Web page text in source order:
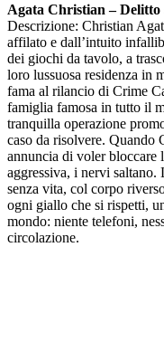
Agata Christian – Delitto
Descrizione: Christian
affilato e dall’intuito
dei giochi da tavolo, a
loro lussuosa residenza in
fama al rilancio di Crime
famiglia famosa in tutto il
tranquilla operazione
caso da risolvere. Quando
annuncia di voler bloccare
aggressiva, i nervi
senza vita, col corpo
ogni giallo che si rispetti,
mondo: niente telefoni,
circolazione.